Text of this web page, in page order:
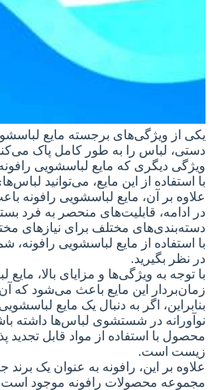
یکی از ویژگی‌های برجسته مایع
دستی، لباس را به طور کامل پاک
ویژگی دیگری که مایع لباسشویی
با استفاده از این مایع، می‌توانید
علاوه بر آن، مایع لباسشویی
در ادامه، قابلیت‌های منحصر به فرد
دسته‌بندی‌های مختلف برای نیازهای
با استفاده از مایع لباسشویی
در نظر بگیرید.
با توجه به ویژگی‌ها و مزایای بالا،
زمان‌بردار این مایع باعث می‌شود که آن
بنابراین، اگر به دنبال یک مایع
نوآورانه در شستشوی لباس‌ها داشته
محصول با استفاده از مواد قابل
زیست است.
علاوه بر این، رافونه به عنوان یک
مجموعه محصولات رافونه موجود است.